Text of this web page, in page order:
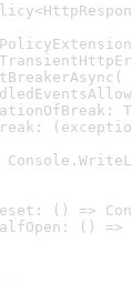
() =>
() =>